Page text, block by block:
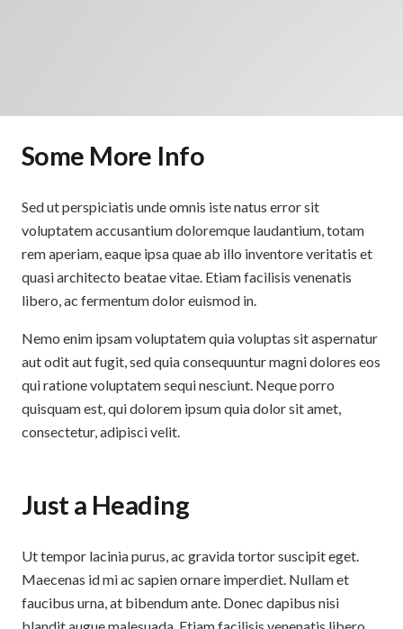
Some More Info
Sed ut perspiciatis unde omnis iste natus error sit
voluptatem accusantium doloremque laudantium, totam
rem aperiam, eaque ipsa quae ab illo inventore veritatis et
quasi architecto beatae vitae. Etiam facilisis venenatis
libero, ac fermentum dolor euismod in.
Nemo enim ipsam voluptatem quia voluptas sit aspernatur
aut odit aut fugit, sed quia consequuntur magni dolores eos
qui ratione voluptatem sequi nesciunt. Neque porro
quisquam est, qui dolorem ipsum quia dolor sit amet,
consectetur, adipisci velit.
Just a Heading
Ut tempor lacinia purus, ac gravida tortor suscipit eget.
Maecenas id mi ac sapien ornare imperdiet. Nullam et
faucibus urna, at bibendum ante. Donec dapibus nisi